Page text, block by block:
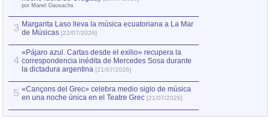
por Manel Gausachs
3 Margarita Laso lleva la música ecuatoriana a La Mar
de Músicas [22/07/2026]
4
«Pájaro azul. Cartas desde el exilio» recupera la
correspondencia inédita de Mercedes Sosa durante
la dictadura argentina [21/07/2026]
5 «Cançons del Grec» celebra medio siglo de música
en una noche única en el Teatre Grec [21/07/2026]